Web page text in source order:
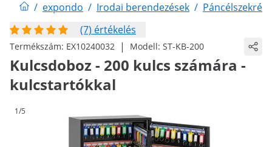
/ expondo / Irodai berendezések /
(7) értékelés
Termékszám: EX10240032 | Modell: ST-KB-200
Kulcsdoboz - 200 kulcs számára -
kulcstartókkal
1/5